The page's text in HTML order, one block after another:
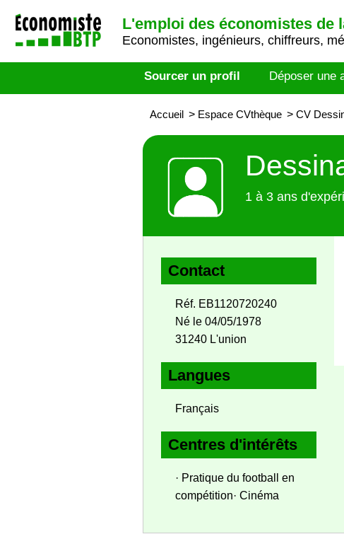
L'emploi des économistes de
Economistes, ingénieurs, chiffreurs,
Sourcer un profil Déposer une
Accueil > Espace CVthèque > CV
1 à 3 ans
Contact
Réf. EB1120720240
Né le 04/05/1978
31240 L'union
Langues
Français
Centres d'intérêts
· Pratique du football en
compétition· Cinéma